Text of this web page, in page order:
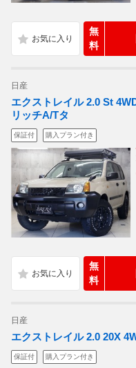
無
料
日産
エクストレイル 2.0 St
リッチA/Tタ
保証付 購入プラン付き
無
料
日産
エクストレイル 2.0 20X
保証付 購入プラン付き